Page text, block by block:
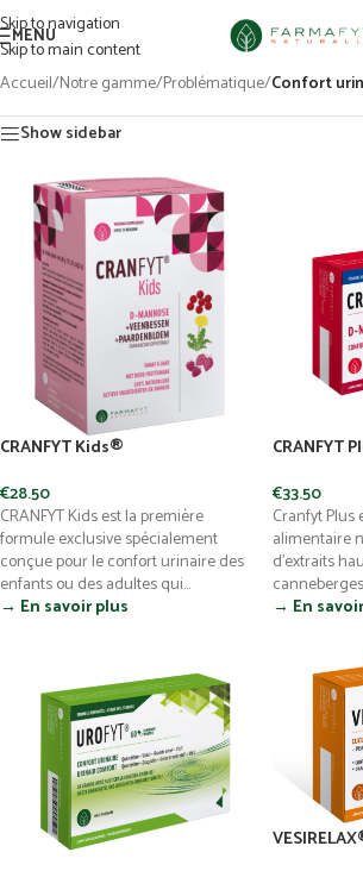
Skip to navigation
Skip to main content
MENU
Accueil/Notre gamme/Problématique/Confort
Show sidebar
CRANFYT Kids®
€28.50
CRANFYT Kids est la première
formule exclusive spécialement
conçue pour le confort urinaire des
enfants ou des adultes qui...
→ En savoir plus
CRANFYT
€33.50
Cranfyt
alimentaire
d’extraits
→ En